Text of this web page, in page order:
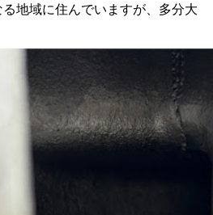
地域に住んでいますが、多分大